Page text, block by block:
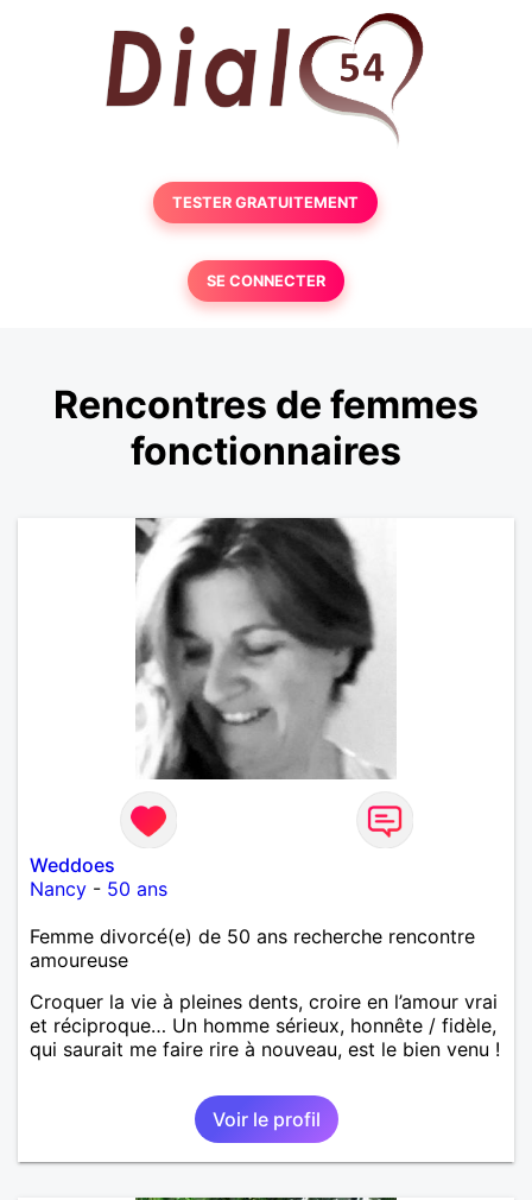
TESTER GRATUITEMENT
SE CONNECTER
Rencontres de femmes
fonctionnaires
Weddoes
Nancy - 50 ans
Femme divorcé(e) de 50 ans recherche rencontre
amoureuse
Croquer la vie à pleines dents, croire en l’amour vrai
et réciproque… Un homme sérieux, honnête / fidèle,
qui saurait me faire rire à nouveau, est le bien venu !
Voir le profil